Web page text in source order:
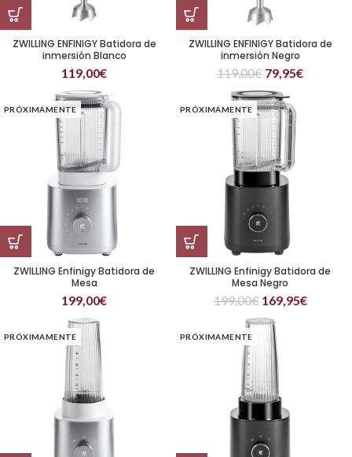
ZWILLING ENFINIGY Batidora de
inmersión Blanco
119,00€
ZWILLING ENFINIGY Batidora de
inmersión Negro
119,00€ 79,95€
PRÓXIMAMENTE
ZWILLING Enfinigy Batidora de
Mesa
199,00€
PRÓXIMAMENTE
ZWILLING Enfinigy Batidora de
Mesa Negro
199,00€ 169,95€
PRÓXIMAMENTE PRÓXIMAMENTE